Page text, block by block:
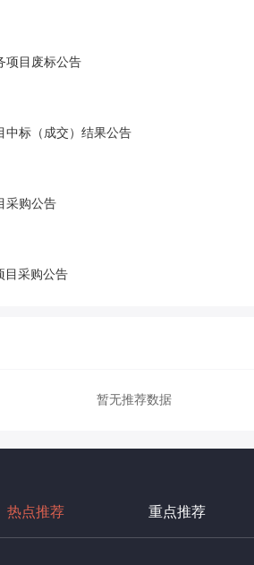
项目废标公告
中标（成交）结果公告
采购公告
目采购公告
暂无推荐数据
热点推荐 重点推荐